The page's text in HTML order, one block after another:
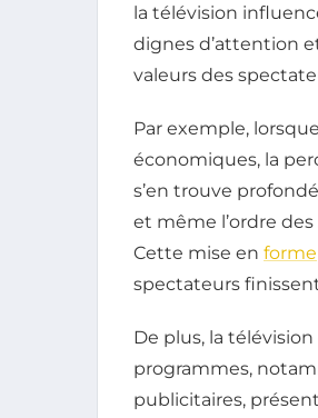
la télévision
dignes d’attention
valeurs des
Par exemple,
économiques, la
s’en trouve
et même l’ordre
Cette mise en forme
spectateurs
De plus, la
programmes,
publicitaires,